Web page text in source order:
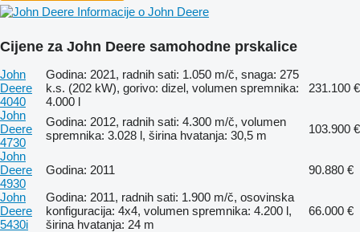
Informacije o John Deere
Cijene za John Deere samohodne prskalice
John
Deere
4040
Godina: 2021, radnih sati: 1.050 m/č, snaga: 275
k.s. (202 kW), gorivo: dizel, volumen spremnika:
4.000 l
231.100 €
John
Deere
4730
Godina: 2012, radnih sati: 4.300 m/č, volumen
spremnika: 3.028 l, širina hvatanja: 30,5 m
103.900 €
John
Deere
4930
Godina: 2011
90.880 €
John
Deere
5430i
Godina: 2011, radnih sati: 1.900 m/č, osovinska
konfiguracija: 4x4, volumen spremnika: 4.200 l,
širina hvatanja: 24 m
66.000 €